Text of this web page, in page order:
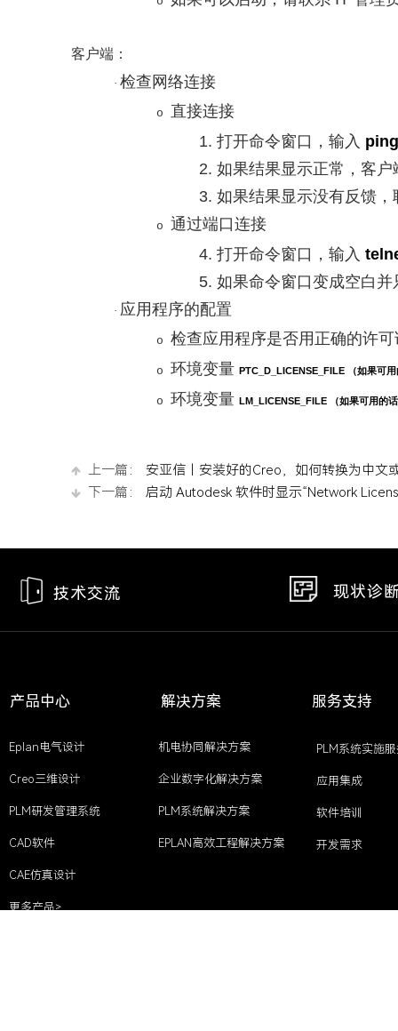
客户端：
· 检查网络连接
o 直接连接
1. 打开命令窗口，输入
2. 如果结果显示正常，客
3. 如果结果显示没有反馈，
o 通过端口连接
4. 打开命令窗口，输入
5. 如果命令窗口变成空白
· 应用程序的配置
o 检查应用程序是否用正确的许
o 环境变量 PTC_D_LICENSE_FILE （如果可
o 环境变量 LM_LICENSE_FILE （如果可用的
上一篇：
安亚信丨安装好的Creo，如何转换为中文
下一篇：
启动 Autodesk 软件时显示“Network
现状诊
技术交流
机电协同解决方案
企业数字化解决方案
PLM系统解决方案
EPLAN高效工程解决方案
产品中心 解决方案 服务支持
PLM系统实施
应用集成
软件培训
开发需求
Eplan电气设计
Creo三维设计
PLM研发管理系统
CAD软件
CAE仿真设计
更多产品>